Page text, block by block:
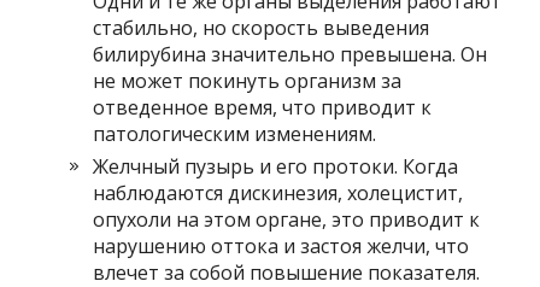
стабильно, но скорость выведения
билирубина значительно превышена. Он
не может покинуть организм за
отведенное время, что приводит к
патологическим изменениям.
Желчный пузырь и его протоки. Когда
наблюдаются дискинезия, холецистит,
опухоли на этом органе, это приводит к
нарушению оттока и застоя желчи, что
влечет за собой повышение показателя.